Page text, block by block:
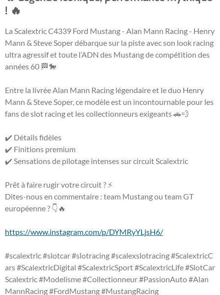
! 🔥
La Scalextric C4339 Ford Mustang - Alan Mann Racing - Henry
Mann & Steve Soper débarque sur la piste avec son look racing
ultra agressif et toute l’ADN des Mustang de compétition des
années 60 🏁🐎
Entre la livrée Alan Mann Racing légendaire et le duo Henry
Mann & Steve Soper, ce modèle est un incontournable pour les
fans de slot racing et les collectionneurs exigeants 🚗💨
✔️ Détails fidèles
✔️ Finitions premium
✔️ Sensations de pilotage intenses sur circuit Scalextric
Prêt à faire rugir votre circuit ? ⚡
Dites-nous en commentaire : team Mustang ou team GT
européenne ? 👇🔥
https://www.instagram.com/p/DYMRyYLjsH6/
#scalextric#slotcar#slotracing#scalexslotracing#ScalextricC
ars#ScalextricDigital #ScalextricSport#ScalextricLife#SlotCar
Scalextric#Modelisme#Collectionneur#PassionAuto#Alan
MannRacing#FordMustang#MustangRacing